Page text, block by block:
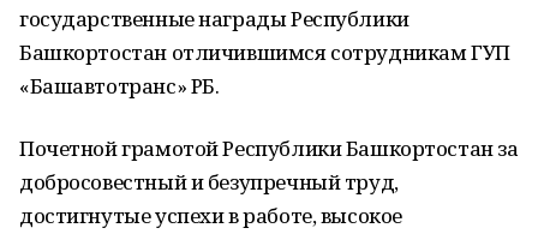
государственные награды Республики
Башкортостан отличившимся сотрудникам ГУП
«Башавтотранс» РБ.
Почетной грамотой Республики Башкортостан за
добросовестный и безупречный труд,
достигнутые успехи в работе, высокое